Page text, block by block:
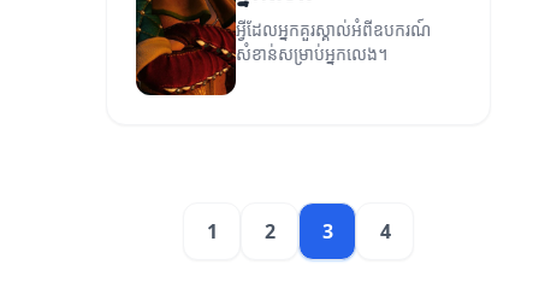
អ្វីដែលអ្នកគួរស្គាល់អំពីឧបករណ៍
សំខាន់សម្រាប់អ្នកលេង។
1 2 3 4